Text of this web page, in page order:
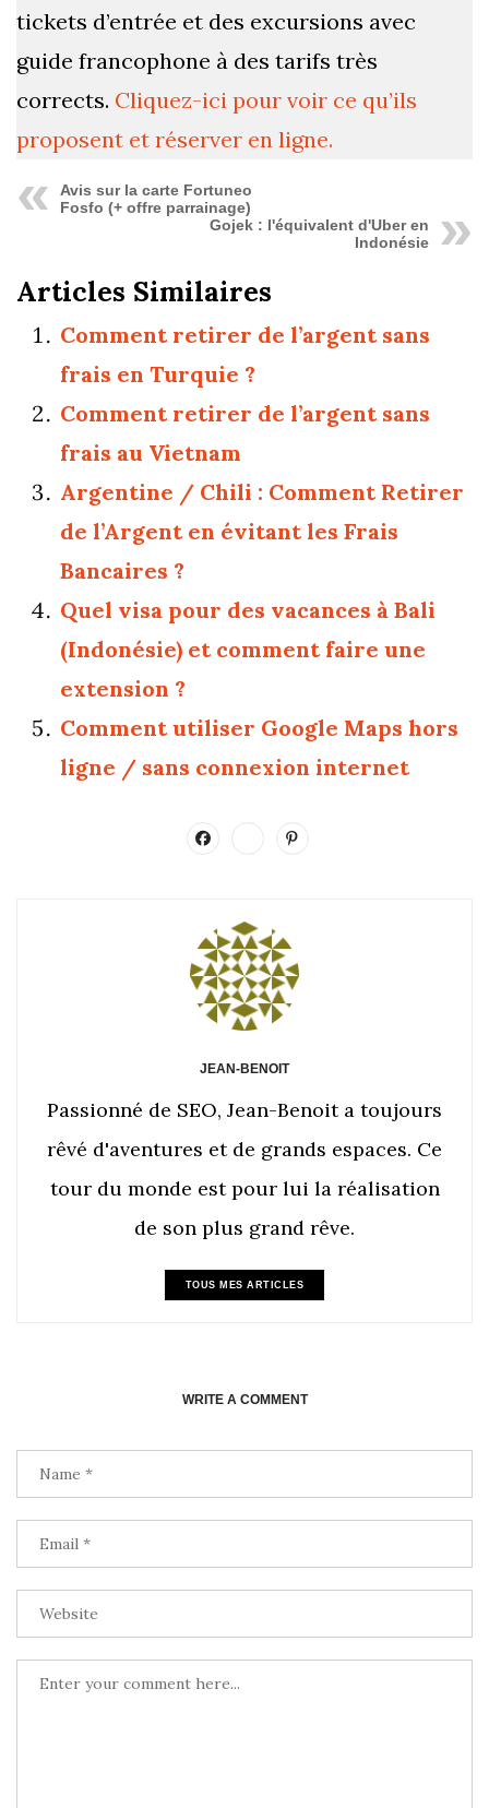
tickets d’entrée et des excursions avec
guide francophone à des tarifs très
corrects. Cliquez-ici pour voir ce qu’ils
proposent et réserver en ligne.
Avis sur la carte Fortuneo
Fosfo (+ offre parrainage)
Gojek : l'équivalent d'Uber en
Indonésie
Articles Similaires
Comment retirer de l’argent sans
frais en Turquie ?
Comment retirer de l’argent sans
frais au Vietnam
Argentine / Chili : Comment Retirer
de l’Argent en évitant les Frais
Bancaires ?
Quel visa pour des vacances à Bali
(Indonésie) et comment faire une
extension ?
Comment utiliser Google Maps hors
ligne / sans connexion internet
JEAN-BENOIT
Passionné de SEO, Jean-Benoit a toujours
rêvé d'aventures et de grands espaces. Ce
tour du monde est pour lui la réalisation
de son plus grand rêve.
TOUS MES ARTICLES
WRITE A COMMENT